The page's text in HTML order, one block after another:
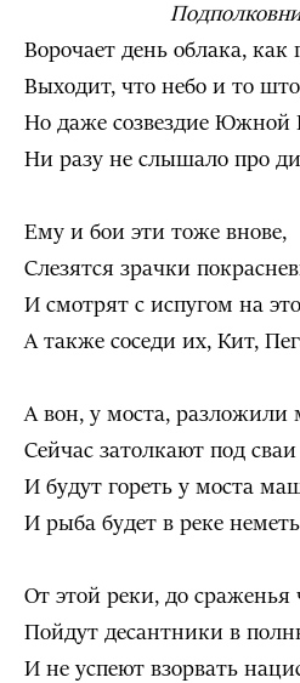
Ворочает день облака, как
Выходит, что небо и то
Но даже созвездие Южной
Ни разу не слышало про
Ему и бои эти тоже внове,
Слезятся зрачки
И смотрят с испугом на
А также соседи их, Кит,
А вон, у моста,
Сейчас затолкают под
И будут гореть у моста
И рыба будет в реке
От этой реки, до сраженья
Пойдут десантники в
И не успеют взорвать